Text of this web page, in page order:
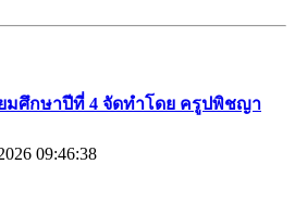
มศึกษาปีที่​ 4​ จัดทำโดย​ ครูปพิชญา​
09:46:38